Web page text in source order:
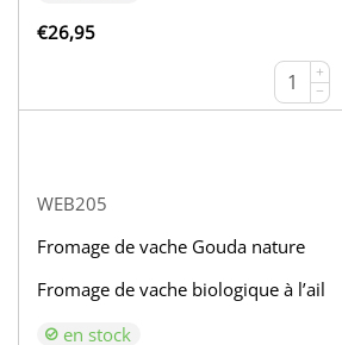
€26,95
+
−
WEB205
Fromage de vache Gouda nature
Fromage de vache biologique à l’ail
en stock